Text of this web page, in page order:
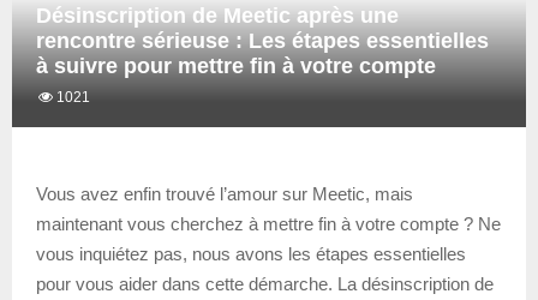
Désinscription de Meetic après une
rencontre sérieuse : Les étapes essentielles
à suivre pour mettre fin à votre compte
1021
Vous avez enfin trouvé l’amour sur Meetic, mais
maintenant vous cherchez à mettre fin à votre compte ? Ne
vous inquiétez pas, nous avons les étapes essentielles
pour vous aider dans cette démarche. La désinscription de